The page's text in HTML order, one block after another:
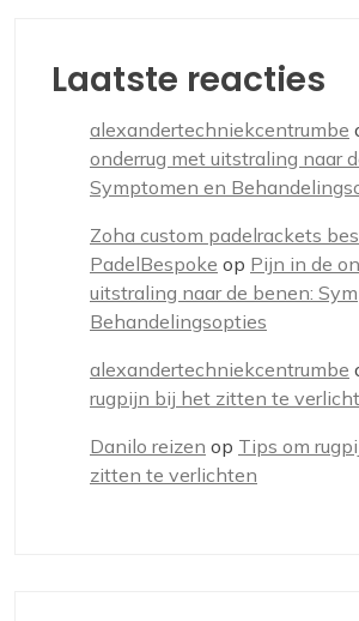
Laatste reacties
alexandertechniekcentrumbe
onderrug met uitstraling naar
Symptomen en
Zoha custom padelrackets
PadelBespoke op Pijn in de
uitstraling naar de benen:
Behandelingsopties
alexandertechniekcentrumbe
rugpijn bij het zitten te
Danilo reizen op Tips om
zitten te verlichten